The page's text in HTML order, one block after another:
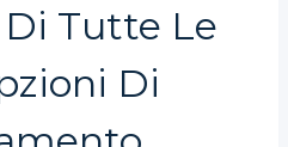
Tutte Le
Di